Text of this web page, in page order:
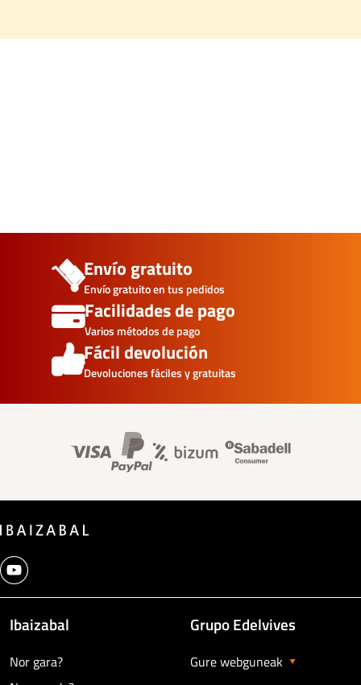
Envío gratuito
Envío gratuito en tus pedidos
Facilidades de pago
Varios métodos de pago
Fácil devolución
Devoluciones fáciles y gratuitas
Banner información
Ibaizabal
Nor gara?
Grupo Edelvives
Gure webguneak